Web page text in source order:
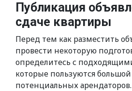
Публикация
сдаче квартиры
Перед тем как разместить
провести некоторую
определитесь с
которые пользуются
потенциальных